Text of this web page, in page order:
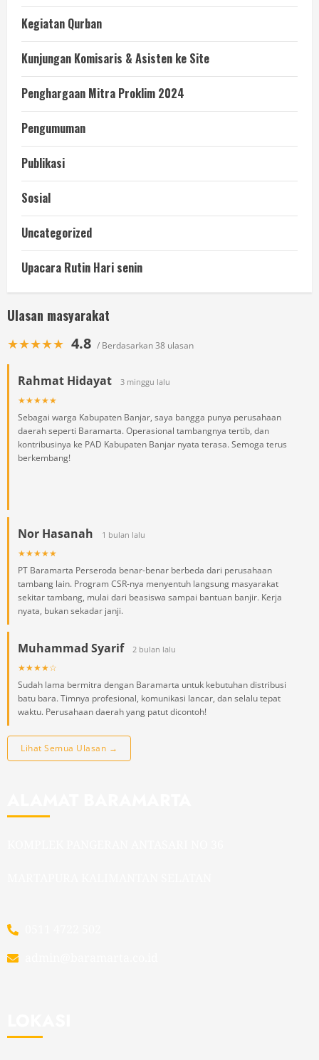
Kegiatan Qurban
Kunjungan Komisaris & Asisten ke Site
Penghargaan Mitra Proklim 2024
Pengumuman
Publikasi
Sosial
Uncategorized
Upacara Rutin Hari senin
Ulasan masyarakat
★★★★★ 4.8 / Berdasarkan 38 ulasan
Rahmat Hidayat 3 minggu lalu
★★★★★
Sebagai warga Kabupaten Banjar, saya bangga punya perusahaan
daerah seperti Baramarta. Operasional tambangnya tertib, dan
kontribusinya ke PAD Kabupaten Banjar nyata terasa. Semoga terus
berkembang!
Nor Hasanah 1 bulan lalu
★★★★★
PT Baramarta Perseroda benar-benar berbeda dari perusahaan
tambang lain. Program CSR-nya menyentuh langsung masyarakat
sekitar tambang, mulai dari beasiswa sampai bantuan banjir. Kerja
nyata, bukan sekadar janji.
Muhammad Syarif 2 bulan lalu
★★★★☆
Sudah lama bermitra dengan Baramarta untuk kebutuhan distribusi
batu bara. Timnya profesional, komunikasi lancar, dan selalu tepat
waktu. Perusahaan daerah yang patut dicontoh!
Lihat Semua Ulasan →